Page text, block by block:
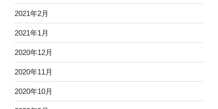
2021年2月
2021年1月
2020年12月
2020年11月
2020年10月